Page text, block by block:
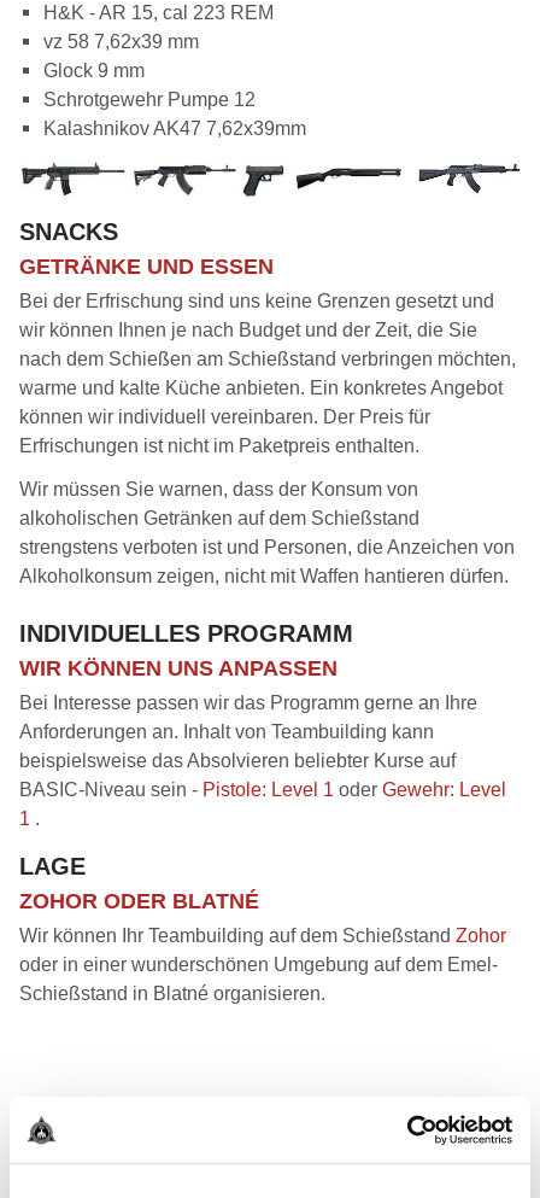
H&K - AR 15, cal 223 REM
vz 58 7,62x39 mm
Glock 9 mm
Schrotgewehr Pumpe 12
Kalashnikov AK47 7,62x39mm
SNACKS
GETRÄNKE UND ESSEN
Bei der Erfrischung sind uns keine Grenzen gesetzt und
wir können Ihnen je nach Budget und der Zeit, die Sie
nach dem Schießen am Schießstand verbringen möchten,
warme und kalte Küche anbieten. Ein konkretes Angebot
können wir individuell vereinbaren. Der Preis für
Erfrischungen ist nicht im Paketpreis enthalten.
Wir müssen Sie warnen, dass der Konsum von
alkoholischen Getränken auf dem Schießstand
strengstens verboten ist und Personen, die Anzeichen von
Alkoholkonsum zeigen, nicht mit Waffen hantieren dürfen.
INDIVIDUELLES PROGRAMM
WIR KÖNNEN UNS ANPASSEN
Bei Interesse passen wir das Programm gerne an Ihre
Anforderungen an. Inhalt von Teambuilding kann
beispielsweise das Absolvieren beliebter Kurse auf
BASIC-Niveau sein - Pistole: Level 1 oder Gewehr: Level
1 .
LAGE
ZOHOR ODER BLATNÉ
Wir können Ihr Teambuilding auf dem Schießstand Zohor
oder in einer wunderschönen Umgebung auf dem Emel-
Schießstand in Blatné organisieren.